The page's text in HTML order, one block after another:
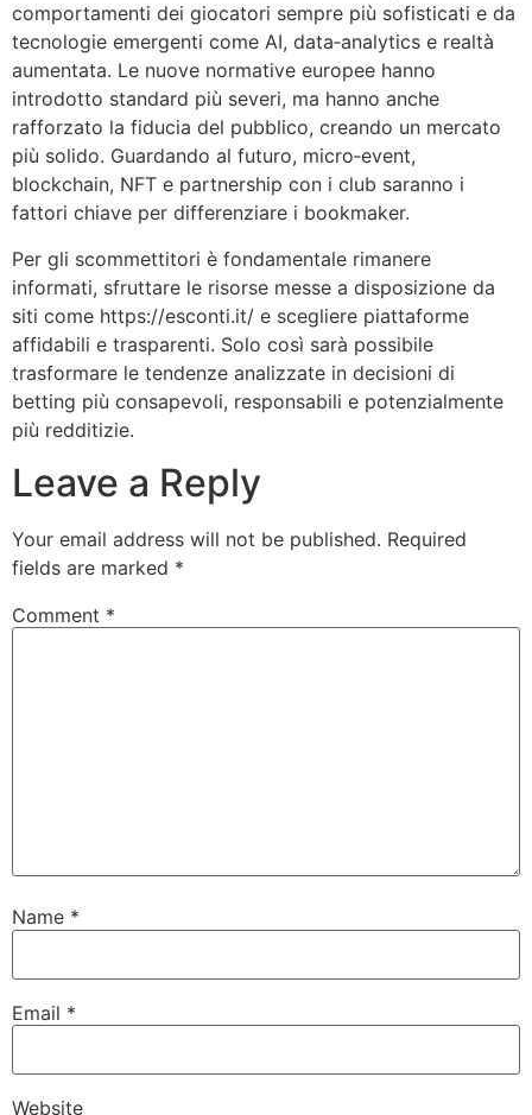
comportamenti dei giocatori sempre più sofisticati e da
tecnologie emergenti come AI, data‑analytics e realtà
aumentata. Le nuove normative europee hanno
introdotto standard più severi, ma hanno anche
rafforzato la fiducia del pubblico, creando un mercato
più solido. Guardando al futuro, micro‑event,
blockchain, NFT e partnership con i club saranno i
fattori chiave per differenziare i bookmaker.
Per gli scommettitori è fondamentale rimanere
informati, sfruttare le risorse messe a disposizione da
siti come https://esconti.it/ e scegliere piattaforme
affidabili e trasparenti. Solo così sarà possibile
trasformare le tendenze analizzate in decisioni di
betting più consapevoli, responsabili e potenzialmente
più redditizie.
Leave a Reply
Your email address will not be published. Required
fields are marked *
Comment *
Name *
Email *
Website